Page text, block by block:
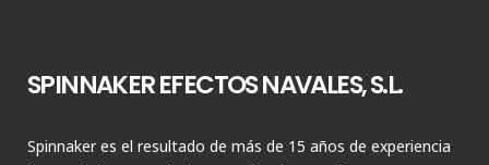
SPINNAKER EFECTOS NAVALES, S.L.
Spinnaker es el resultado de más de 15 años de experiencia